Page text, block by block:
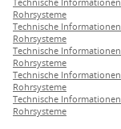
Rohrsysteme
Technische Informationen
Rohrsysteme
Technische
Rohrsysteme
Technische Informationen
Rohrsysteme
Technische
Rohrsysteme